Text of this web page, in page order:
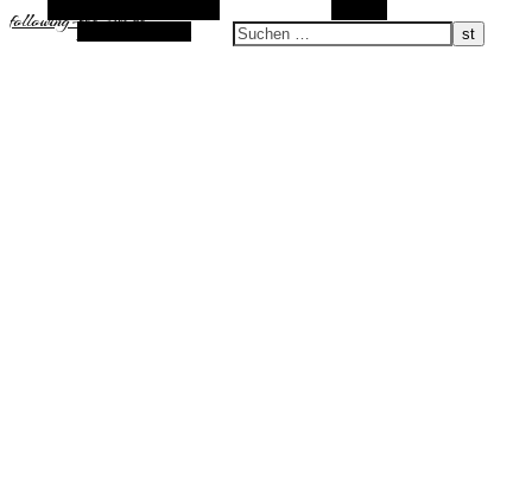
following-the-sun.de
Zufallsauswahl